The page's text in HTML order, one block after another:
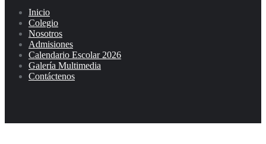
Inicio
Colegio
Nosotros
Admisiones
Calendario Escolar 2026
Galería Multimedia
Contáctenos